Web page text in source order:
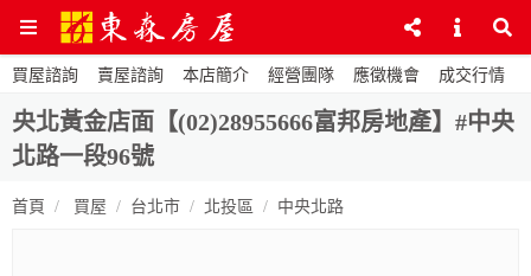
買屋諮詢 賣屋諮詢 本店簡介 經營團隊 應徵機會 成交行情
央北黃金店面【(02)28955666富邦房地產】#中央
北路一段96號
首頁 買屋 台北市 北投區 中央北路